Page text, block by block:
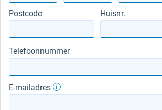
Postcode Huisnr.
Telefoonnummer
E-mailadres